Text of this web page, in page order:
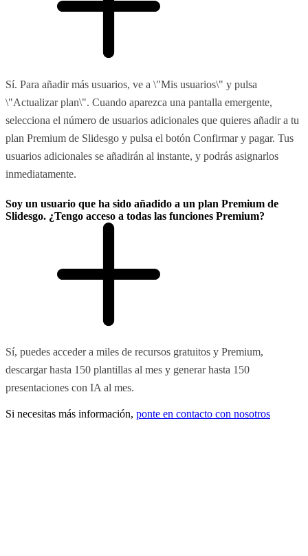
Sí. Para añadir más usuarios, ve a \"Mis usuarios\" y pulsa
\"Actualizar plan\". Cuando aparezca una pantalla emergente,
selecciona el número de usuarios adicionales que quieres añadir a tu
plan Premium de Slidesgo y pulsa el botón Confirmar y pagar. Tus
usuarios adicionales se añadirán al instante, y podrás asignarlos
inmediatamente.
Soy un usuario que ha sido añadido a un plan Premium de
Slidesgo. ¿Tengo acceso a todas las funciones Premium?
Sí, puedes acceder a miles de recursos gratuitos y Premium,
descargar hasta 150 plantillas al mes y generar hasta 150
presentaciones con IA al mes.
Si necesitas más información, ponte en contacto con nosotros